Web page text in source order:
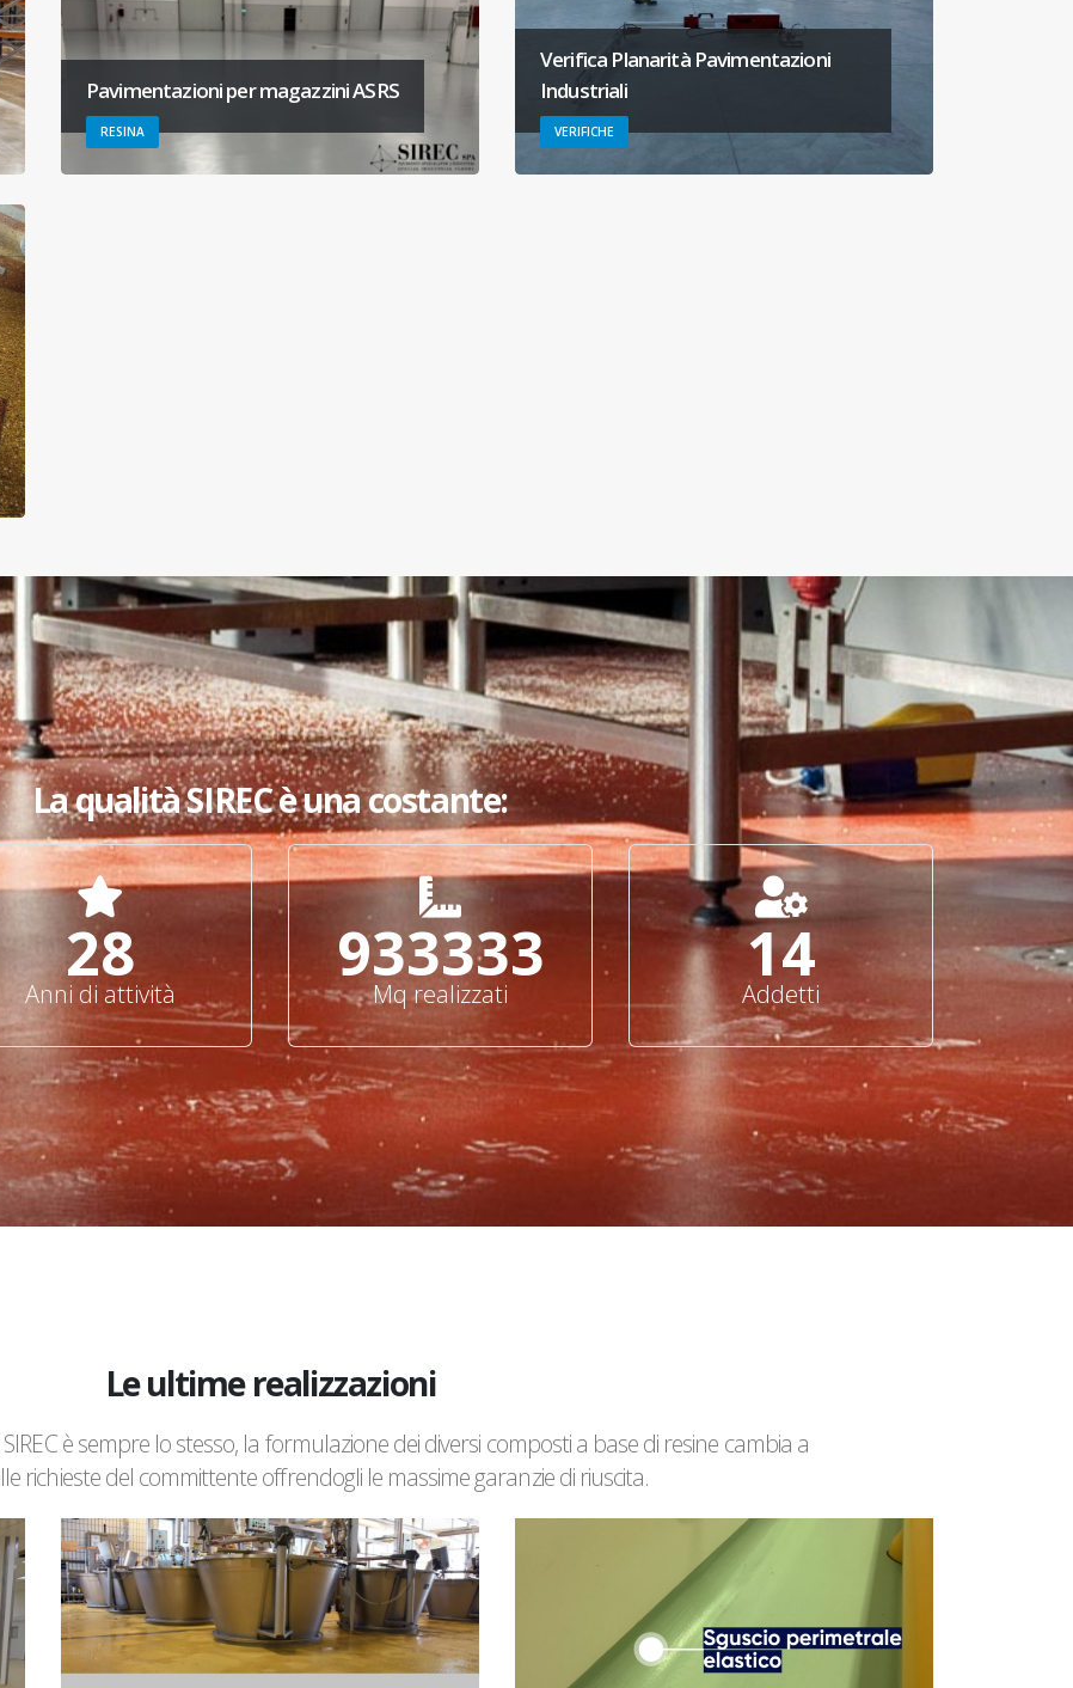
Pavimentazioni per magazzini ASRS
RESINA
Verifica Planarità Pavimentazioni
Industriali
VERIFICHE
La qualità SIREC è una costante:
30
Anni di attività
1000000
Mq realizzati
15
Addetti
Le ultime realizzazioni
è sempre lo stesso, la formulazione dei diversi composti a base di resine cambia a
richieste del committente offrendogli le massime garanzie di riuscita.